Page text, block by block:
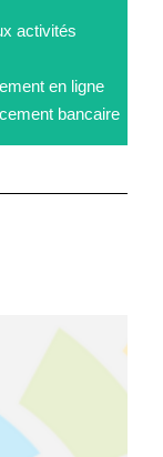
activités
en ligne
bancaire